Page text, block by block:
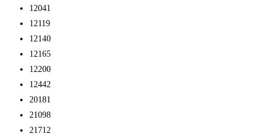
12041
12119
12140
12165
12200
12442
20181
21098
21712